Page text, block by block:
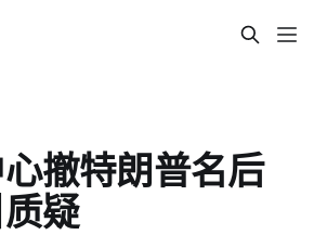
撤特朗普名后
疑